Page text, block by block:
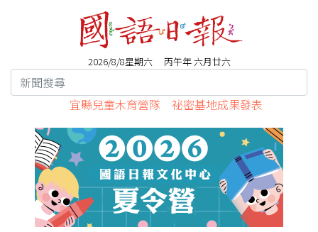
2026/8/8星期六 丙午年 六月廿六
宜縣兒童木育營隊 祕密基地成果發表